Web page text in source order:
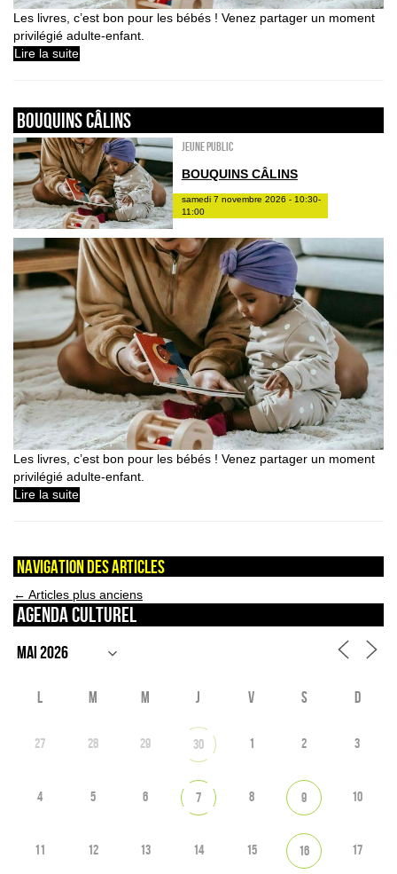
Les livres, c’est bon pour les bébés ! Venez partager un moment
privilégié adulte-enfant.
Lire la suite
Bouquins câlins
Jeune public
BOUQUINS CÂLINS
samedi 7 novembre 2026 - 10:30-
11:00
Les livres, c’est bon pour les bébés ! Venez partager un moment
privilégié adulte-enfant.
Lire la suite
Navigation des articles
← Articles plus anciens
Agenda culturel
L M M J V S D
27 28 29 30 1 2 3
4 5 6 7 8 9 10
11 12 13 14 15 16 17